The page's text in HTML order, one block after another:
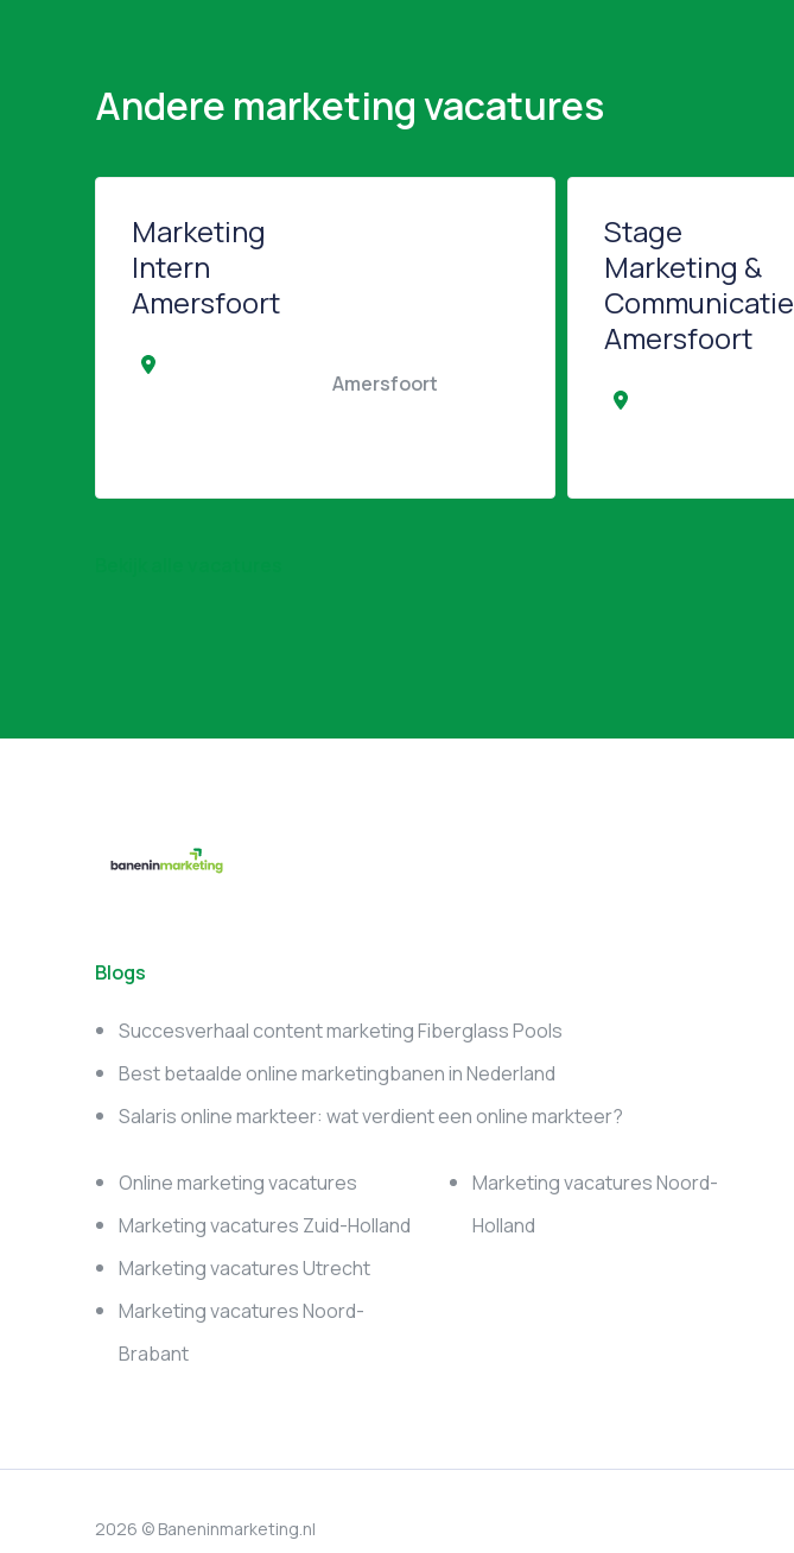
Andere marketing vacatures
Marketing
Intern
Amersfoort
Stage
Marketing &
Communicatie
Amersfoort
Blogs
Succesverhaal content marketing Fiberglass Pools
Best betaalde online marketingbanen in Nederland
Salaris online markteer: wat verdient een online markteer?
Online marketing vacatures
Marketing vacatures Zuid-Holland
Marketing vacatures Utrecht
Marketing vacatures Noord-
Brabant
Marketing vacatures Noord-
Holland
2026 © Baneninmarketing.nl